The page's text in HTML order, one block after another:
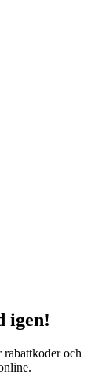
igen!
och